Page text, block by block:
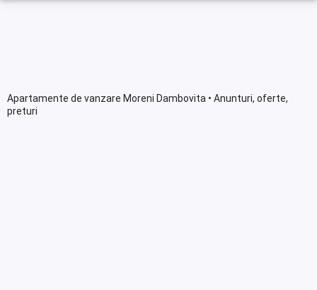
Apartamente de vanzare Moreni Dambovita • Anunturi, oferte,
preturi